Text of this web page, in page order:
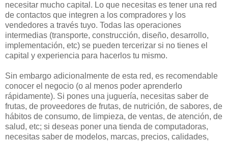
necesitar mucho capital. Lo que necesitas es tener una red
de contactos que integren a los compradores y los
vendedores a través tuyo. Todas las operaciones
intermedias (transporte, construcción, diseño, desarrollo,
implementación, etc) se pueden tercerizar si no tienes el
capital y experiencia para hacerlos tu mismo.
Sin embargo adicionalmente de esta red, es recomendable
conocer el negocio (o al menos poder aprenderlo
rápidamente). Si pones una juguería, necesitas saber de
frutas, de proveedores de frutas, de nutrición, de sabores, de
hábitos de consumo, de limpieza, de ventas, de atención, de
salud, etc; si deseas poner una tienda de computadoras,
necesitas saber de modelos, marcas, precios, calidades,